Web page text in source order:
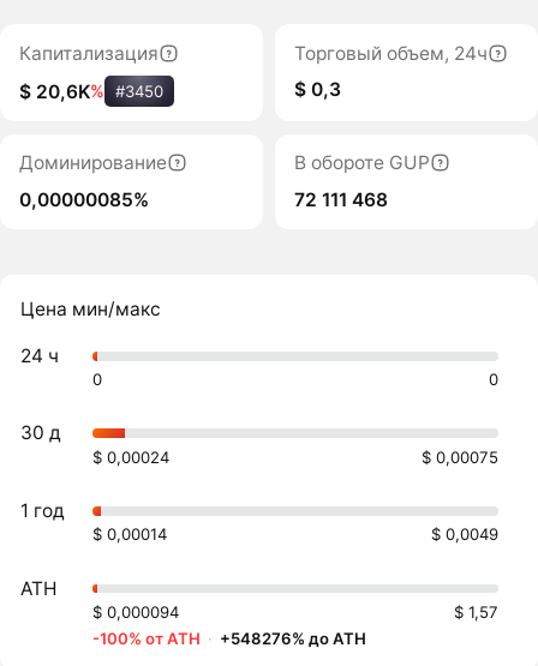
Капитализация
$ 20,6K% #3450
Торговый объем, 24ч
$ 0,3
Доминирование
0,00000085%
В обороте GUP
72 111 468
Цена мин/макс
24 ч
0 0
30 д
$ 0,00024 $ 0,00075
1 год
$ 0,00014 $ 0,0049
ATH
$ 0,000094
$ 1,57
-100% от ATH · +548276% до ATH